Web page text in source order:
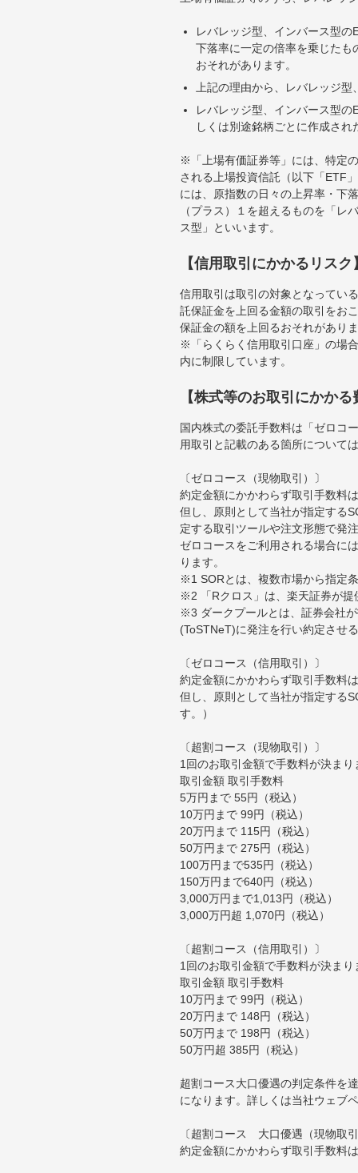
レバレッジ型、インバース型
下落率に一定の倍率を乗じた
おそれがあります。
上記の理由から、レバレッジ
レバレッジ型、インバース型
しくは別途銘柄ごとに作成さ
※「上場有価証券等」には、特定
される上場投資信託（以下「ETF
には、原指数の日々の上昇率・下
（プラス）１を超えるものを「
ス型」といいます。
【信用取引にかかるリスク
信用取引は取引の対象となってい
託保証金を上回る金額の取引をお
保証金の額を上回るおそれがあり
※「らくらく信用取引口座」の場
内に制限しています。
【株式等のお取引にかかる
国内株式の委託手数料は「ゼロコ
用取引と記載のある箇所について
〔ゼロコース（現物取引）〕
約定金額にかかわらず取引手数料
但し、原則として当社が指定する
定する取引ツールや注文形態で発
ゼロコースをご利用される場合に
ります。
※1 SORとは、複数市場から指定
※2 「Rクロス」は、楽天証券が
※3 ダークプールとは、証券会社
(ToSTNeT)に発注を行い約定させ
〔ゼロコース（信用取引）〕
約定金額にかかわらず取引手数料
但し、原則として当社が指定する
す。）
〔超割コース（現物取引）〕
1回のお取引金額で手数料が決まり
取引金額 取引手数料
5万円まで 55円（税込）
10万円まで 99円（税込）
20万円まで 115円（税込）
50万円まで 275円（税込）
100万円まで535円（税込）
150万円まで640円（税込）
3,000万円まで1,013円（税込）
3,000万円超 1,070円（税込）
〔超割コース（信用取引）〕
1回のお取引金額で手数料が決まり
取引金額 取引手数料
10万円まで 99円（税込）
20万円まで 148円（税込）
50万円まで 198円（税込）
50万円超 385円（税込）
超割コース大口優遇の判定条件を
になります。詳しくは当社ウェブ
〔超割コース 大口優遇（現物取
約定金額にかかわらず取引手数料